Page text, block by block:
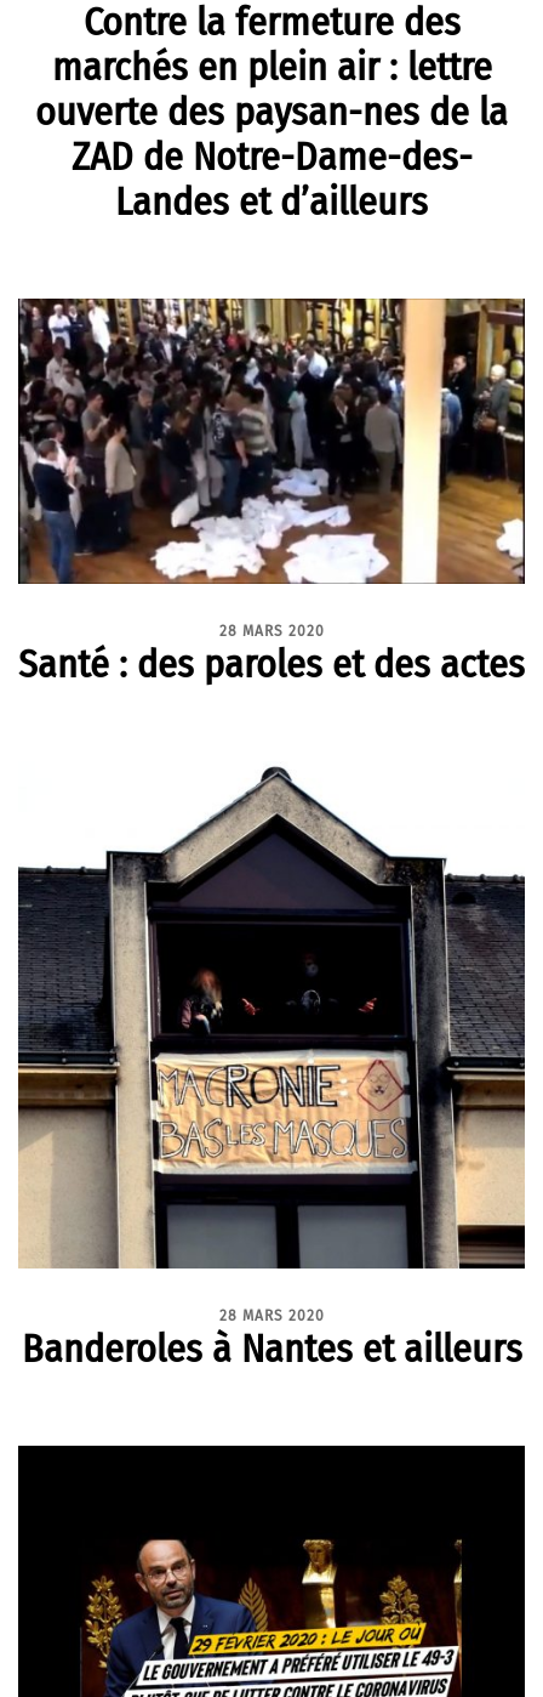
Contre la fermeture des
marchés en plein air : lettre
ouverte des paysan-nes de la
ZAD de Notre-Dame-des-
Landes et d’ailleurs
28 MARS 2020
Santé : des paroles et des actes
28 MARS 2020
Banderoles à Nantes et ailleurs